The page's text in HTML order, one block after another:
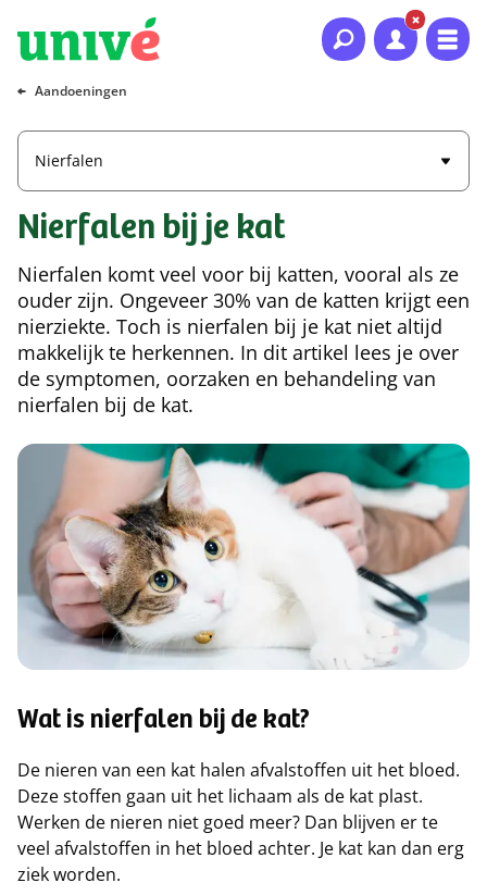
Naar hoofdinhoud
Naar hoofdnavigatie
Naar footer
Aandoeningen
Nierfalen
Nierfalen bij je kat
Nierfalen komt veel voor bij katten, vooral als ze
ouder zijn. Ongeveer 30% van de katten krijgt een
nierziekte. Toch is nierfalen bij je kat niet altijd
makkelijk te herkennen. In dit artikel lees je over
de symptomen, oorzaken en behandeling van
nierfalen bij de kat.
Wat is nierfalen bij de kat?
De nieren van een kat halen afvalstoffen uit het bloed.
Deze stoffen gaan uit het lichaam als de kat plast.
Werken de nieren niet goed meer? Dan blijven er te
veel afvalstoffen in het bloed achter. Je kat kan dan erg
ziek worden.